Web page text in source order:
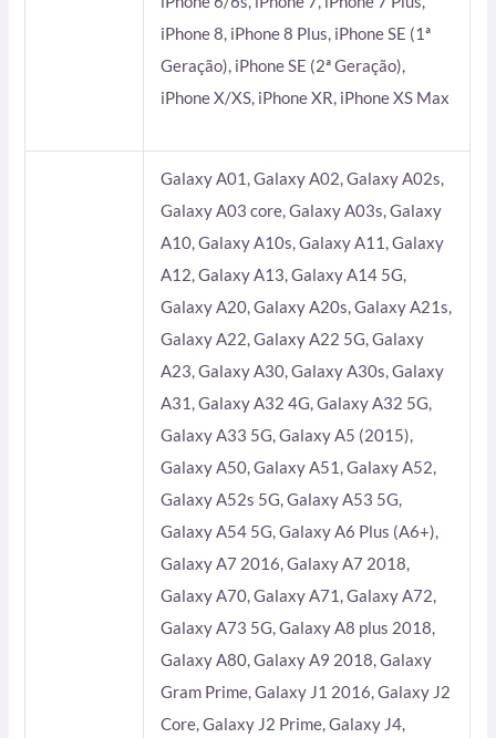
iPhone 8, iPhone 8 Plus, iPhone SE (1ª
Geração), iPhone SE (2ª Geração),
iPhone X/XS, iPhone XR, iPhone XS Max
Galaxy A01, Galaxy A02, Galaxy A02s,
Galaxy A03 core, Galaxy A03s, Galaxy
A10, Galaxy A10s, Galaxy A11, Galaxy
A12, Galaxy A13, Galaxy A14 5G,
Galaxy A20, Galaxy A20s, Galaxy A21s,
Galaxy A22, Galaxy A22 5G, Galaxy
A23, Galaxy A30, Galaxy A30s, Galaxy
A31, Galaxy A32 4G, Galaxy A32 5G,
Galaxy A33 5G, Galaxy A5 (2015),
Galaxy A50, Galaxy A51, Galaxy A52,
Galaxy A52s 5G, Galaxy A53 5G,
Galaxy A54 5G, Galaxy A6 Plus (A6+),
Galaxy A7 2016, Galaxy A7 2018,
Galaxy A70, Galaxy A71, Galaxy A72,
Galaxy A73 5G, Galaxy A8 plus 2018,
Galaxy A80, Galaxy A9 2018, Galaxy
Gram Prime, Galaxy J1 2016, Galaxy J2
Core, Galaxy J2 Prime, Galaxy J4,